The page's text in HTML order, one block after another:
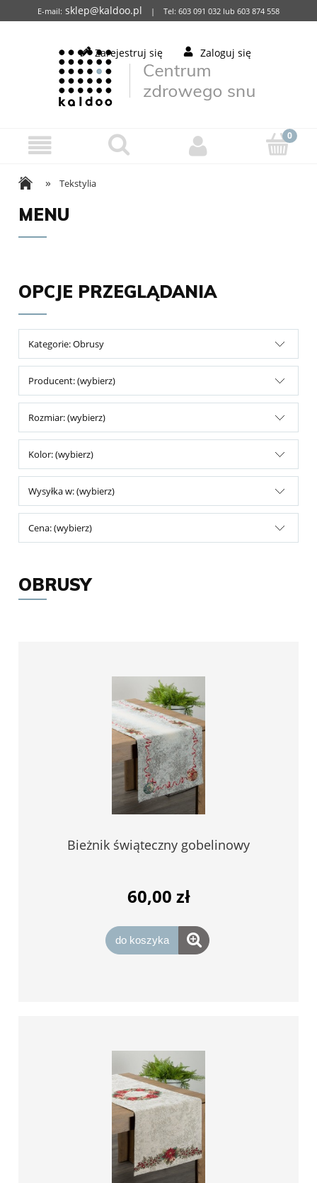
Zarejestruj się Zaloguj się
» Tekstylia
MENU
OPCJE PRZEGLĄDANIA
Kategorie: Obrusy
Producent: (wybierz)
Rozmiar: (wybierz)
Kolor: (wybierz)
Wysyłka w: (wybierz)
Cena: (wybierz)
OBRUSY
Bieżnik świąteczny gobelinowy
60,00 zł
do koszyka
E-mail: sklep@kaldoo.pl | Tel: 603 091 032 lub 603 874 558